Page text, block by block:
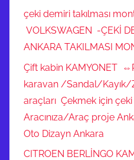
çeki demiri takılması
VOLKSWAGEN -ÇEKİ
ANKARA TAKILMASI
Çift kabin KAMYONET
karavan /Sandal/Kayık/
araçları Çekmek için
Aracınıza/Araç proje
Oto Dizayn Ankara
CITROEN BERLİNGO